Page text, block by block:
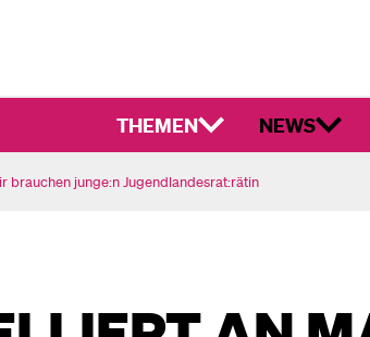
THEMEN NEWS
brauchen junge:n Jugendlandesrat:rätin